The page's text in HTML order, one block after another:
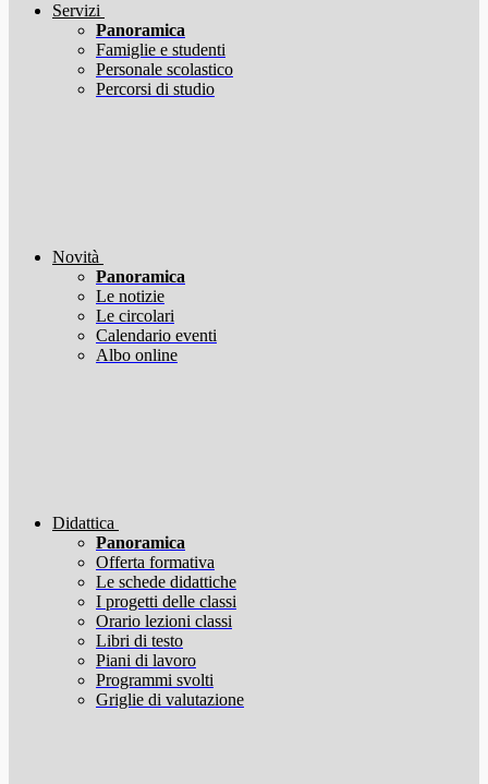
Servizi
Panoramica
Famiglie e studenti
Personale scolastico
Percorsi di studio
Novità
Panoramica
Le notizie
Le circolari
Calendario eventi
Albo online
Didattica
Panoramica
Offerta formativa
Le schede didattiche
I progetti delle classi
Orario lezioni classi
Libri di testo
Piani di lavoro
Programmi svolti
Griglie di valutazione